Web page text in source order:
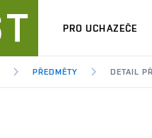
PRO UCHAZEČE
PŘEDMĚTY DETAIL